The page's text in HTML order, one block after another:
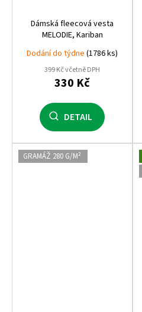
Dámská fleecová vesta
MELODIE, Kariban
Dodání do týdne (1786 ks)
399 Kč včetně DPH
330 Kč
DETAIL
GRAMÁŽ 280 G/M²